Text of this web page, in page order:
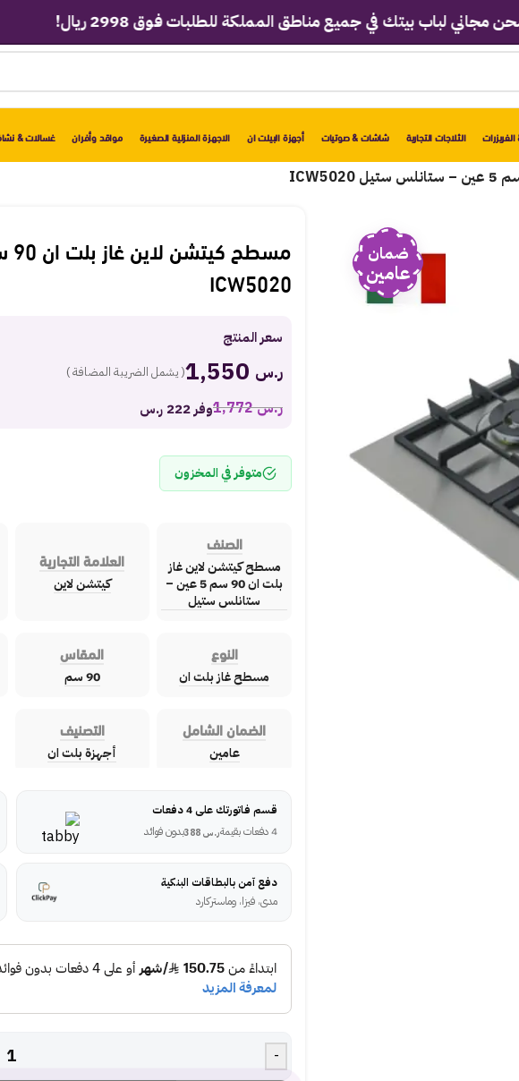
الثلاجات التجارية شاشات & صوتيات أجهزة البيلت ان الاجهزة المنزلية الصغيرة مواقد وأفران غسالات &
ضمان
عامين
ICW5020
سعر المنتج
ر.س ( يشمل الضريبة المضافة )
ر.س1,772 وفر 222 ر.س
متوفر في المخزون
الصنف
مسطح كيتشن لاين غاز
بلت ان 90 سم 5 عين –
ستانلس ستيل
العلامة التجارية
كيتشن لاين
النوع
مسطح غاز بلت ان
المقاس
90 سم
الضمان الشامل
عامين
التصنيف
أجهزة بلت ان
قسم فاتورتك على 4 دفعات
4 دفعات بقيمة
ر.س بدون فوائد
دفع آمن بالبطاقات البنكية
مدى، فيزا، وماستركارد
-
🎁 لباب بيتك في جميع مناطق المملكة للطلبات فوق 2998 ريال!